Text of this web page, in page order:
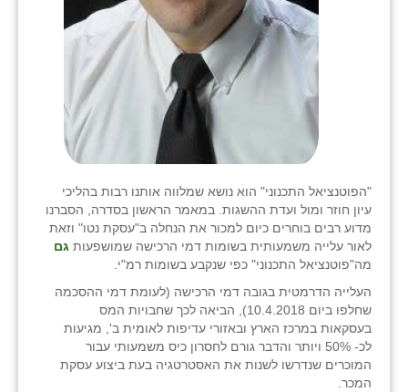
"הפוטנציאל התכנוני" הוא נושא שמלווה אותנו רבות בהליכי
עיון חוזר ומול ועדת ההשגות. במאמר הראשון בסדרה, הסברנו
מדוע רבים בוחרים כיום למכור את הנחלה ב"עסקת נטו" וזאת
לאור עלייה משמעותית בשומות דמי הרכישה שמושפעות גם
מה"פוטנציאל התכנוני" כפי שנקבע בשומות רמ"י.
העלייה הדרמטית בגובה דמי הרכישה (לעומת דמי ההסכמה
שחלפו ביום 10.4.2018), הביאה לכך שחבויות המס
בעסקאות במרכז הארץ ובאזורי עדיפות לאומית ב', מגיעות
לכ- 50% ויותר והדבר גורם לחסרון כיס משמעותי עבור
המוכרים שנדרשו לשנות את האסטרטגיה בעת ביצוע עסקת
המכר.